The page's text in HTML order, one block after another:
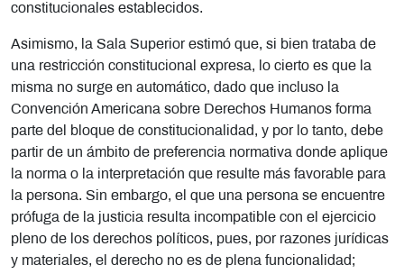
constitucionales establecidos.
Asimismo, la Sala Superior estimó que, si bien trataba de
una restricción constitucional expresa, lo cierto es que la
misma no surge en automático, dado que incluso la
Convención Americana sobre Derechos Humanos forma
parte del bloque de constitucionalidad, y por lo tanto, debe
partir de un ámbito de preferencia normativa donde aplique
la norma o la interpretación que resulte más favorable para
la persona. Sin embargo, el que una persona se encuentre
prófuga de la justicia resulta incompatible con el ejercicio
pleno de los derechos políticos, pues, por razones jurídicas
y materiales, el derecho no es de plena funcionalidad;